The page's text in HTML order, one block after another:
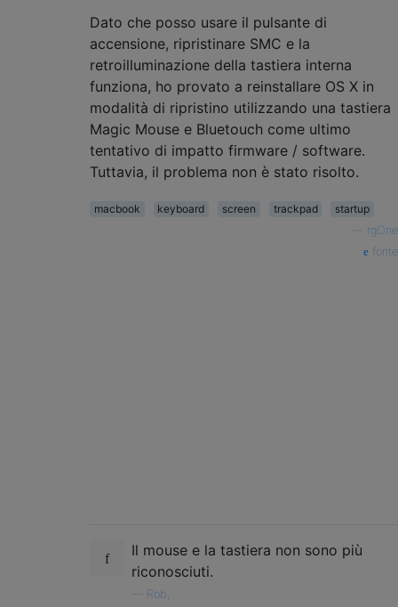
    <key>backlight-level</key>
    <data>
    AgQ=
    </data>
<key>bluetoothActiveControllerInfo</
    j4KsBQIAAAAzFGR2urF6dw==
<key>bluetoothInternalControllerInfo</
Dato che posso usare il pulsante di
accensione, ripristinare SMC e la
retroilluminazione della tastiera interna
funziona, ho provato a reinstallare OS X in
modalità di ripristino utilizzando una tastiera
Magic Mouse e Bluetouch come ultimo
tentativo di impatto firmware / software.
Tuttavia, il problema non è stato risolto.
macbook keyboard screen trackpad
startup
rgOne
fonte
Il mouse e la tastiera non sono più
riconosciuti.
Rob,